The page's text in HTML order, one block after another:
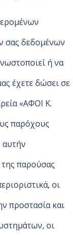
σας δεδομένων
ή να
έχετε δώσει σε
«ΑΦΟΙ Κ.
παρόχους
αυτήν
παρούσας
οι
προστασία και
οι